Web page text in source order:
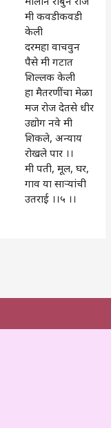
मी कवडीकवडी
केली
दरमहा वाचवुन
पैसे मी गटात
शिल्लक केली
हा मैतरणींचा मेळा
मज रोज देतसे धीर
उद्योग नवे मी
शिकले, अन्याय
रोखले पार ।।
मी पती, मूल, घर,
गाव या साऱ्यांची
उतराई ।।५ ।।